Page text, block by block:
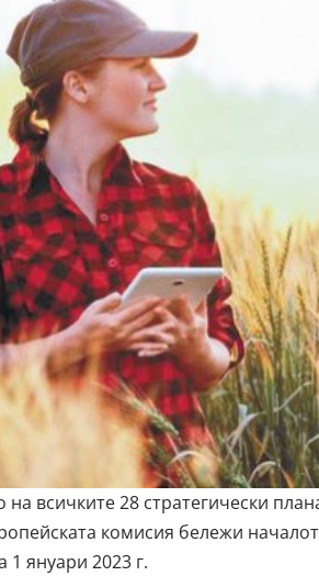
на всичките28 стратегически
комисия бележи
1 януари 2023 г.